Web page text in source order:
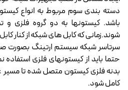
دسته بندی سوم مربوط به انواع
باشد. کیستونها به دو گروه
شوند.زمانی که کابل های شبکه از کنار
سرتاسر شبکه سیستم ارتینگ بصورت
حتما باید از کیستونهای فلزی
بدنه فلزی کیستون متصل شده تا مسیر
کامل شود.